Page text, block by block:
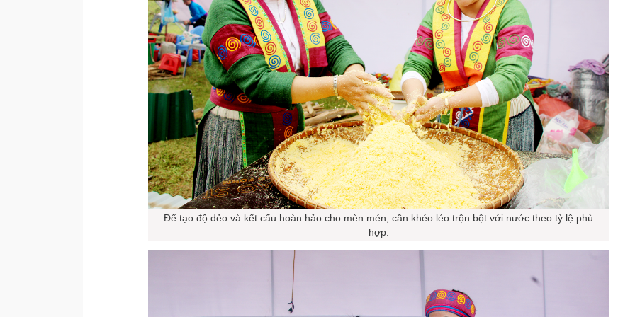
Để tạo độ dẻo và kết cấu hoàn hảo cho mèn mén, cần khéo léo trộn bột với nước theo tỷ lệ phù
hợp.